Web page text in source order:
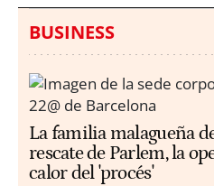
BUSINESS
La familia malagueña
rescate de Parlem, la
calor del 'procés'